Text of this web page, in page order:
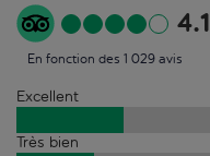
4.1
En fonction des 1 029 avis
Excellent
Très bien